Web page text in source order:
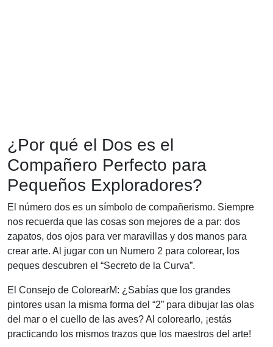
¿Por qué el Dos es el
Compañero Perfecto para
Pequeños Exploradores?
El número dos es un símbolo de compañerismo. Siempre
nos recuerda que las cosas son mejores de a par: dos
zapatos, dos ojos para ver maravillas y dos manos para
crear arte. Al jugar con un Numero 2 para colorear, los
peques descubren el “Secreto de la Curva”.
El Consejo de ColorearM: ¿Sabías que los grandes
pintores usan la misma forma del “2” para dibujar las olas
del mar o el cuello de las aves? Al colorearlo, ¡estás
practicando los mismos trazos que los maestros del arte!